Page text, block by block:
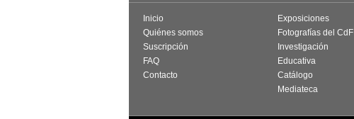
Inicio
Quiénes somos
Suscripción
FAQ
Contacto
Exposiciones
Fotografías del CdF
Investigación
Educativa
Catálogo
Mediateca